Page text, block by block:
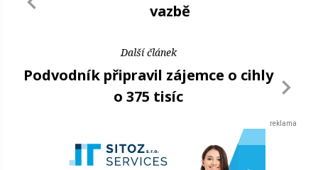
vazbě
Další článek
Podvodník připravil zájemce o cihly
o 375 tisíc